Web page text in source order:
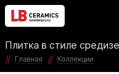
Плитка в стиле
Главная Коллекции